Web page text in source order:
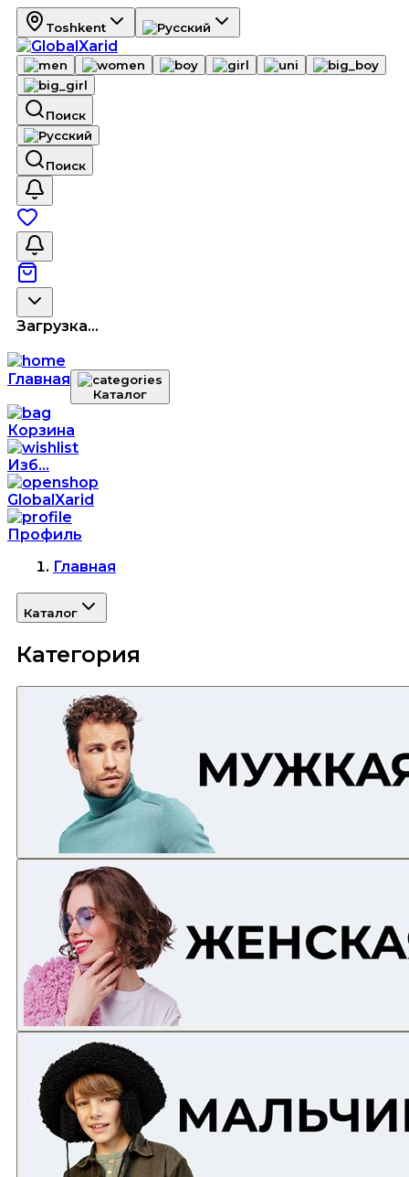
Toshkent
Поиск
Поиск
Загрузка...
Главная
Каталог
Корзина
Изб...
GlobalXarid
Профиль
Главная
Каталог
Категория